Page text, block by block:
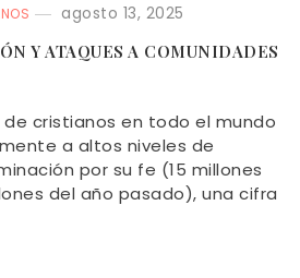
agosto 13, 2025
Y ATAQUES A COMUNIDADES
de cristianos en todo el mundo
a altos niveles de
por su fe (15 millones
del año pasado), una cifra